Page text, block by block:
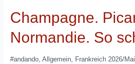
Champagne.
Normandie. So
#andando, Allgemein, Frankreich 2026/Mai